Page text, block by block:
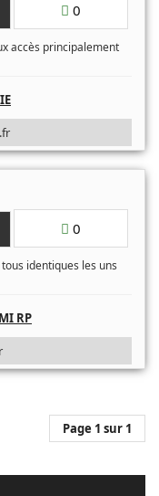
0
accès principalement
0
identiques les uns
RP
Page 1 sur 1